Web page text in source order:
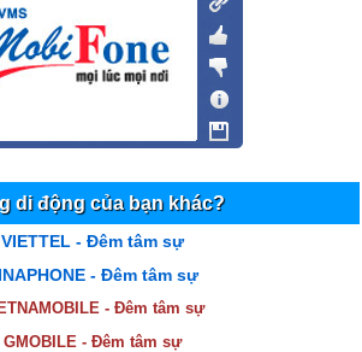
di động của bạn khác?
VIETTEL - Đêm tâm sự
- Đêm tâm sự
- Đêm tâm sự
GMOBILE - Đêm tâm sự